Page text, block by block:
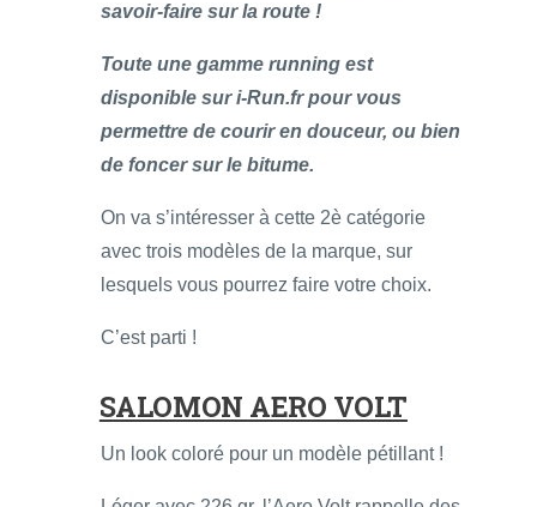
savoir-faire sur la route !
Toute une gamme running est
disponible sur i-Run.fr pour vous
permettre de courir en douceur, ou bien
de foncer sur le bitume.
On va s’intéresser à cette 2è catégorie
avec trois modèles de la marque, sur
lesquels vous pourrez faire votre choix.
C’est parti !
SALOMON AERO VOLT
Un look coloré pour un modèle pétillant !